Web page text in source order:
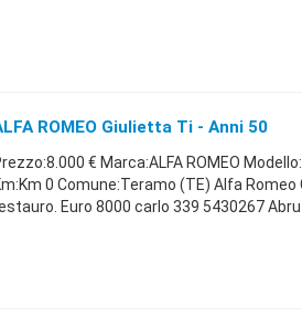
ROMEO Giulietta Ti - Anni 50
€ Marca:ALFA ROMEO
0 Comune:Teramo (TE) Alfa
Euro 8000 carlo 339 5430267 Abru